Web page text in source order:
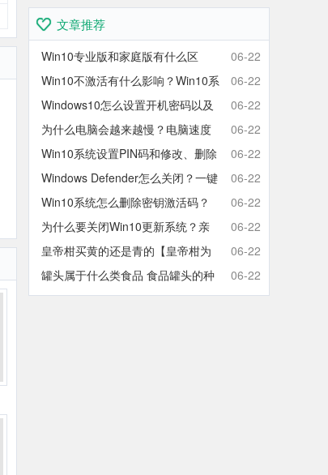
文章推荐
Win10专业版和家庭版有什么区
别？Win10家庭版和专业版区别对
比
06-22
Win10不激活有什么影响？Win10系
统不激活可以使用吗？会卡吗？
06-22
Windows10怎么设置开机密码以及
取消开机密码的方法
06-22
为什么电脑会越来越慢？电脑速度
慢的原因分析及终极解决方法
06-22
Win10系统设置PIN码和修改、删除
取消PIN码的方法
06-22
Windows Defender怎么关闭？一键
彻底关闭Windows Defender方法
06-22
Win10系统怎么删除密钥激活码？
Win10卸载激活密钥的操作方法
06-22
为什么要关闭Win10更新系统？亲
测有效的Win10关闭自动更新方法
06-22
皇帝柑买黄的还是青的【皇帝柑为
什么青的还那么甜】
06-22
罐头属于什么类食品 食品罐头的种
类有哪些
06-22